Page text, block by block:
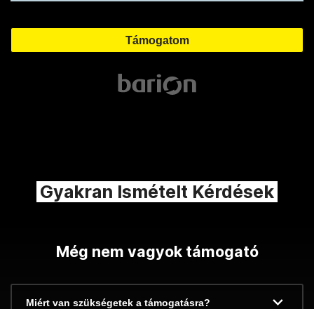
Gyakran Ismételt Kérdések
Még nem vagyok támogató
Miért van szükségetek a támogatásra?